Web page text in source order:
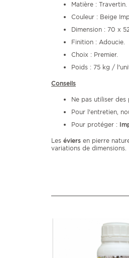
Matière : Travertin.
Couleur : Beige
Dimension : 70 x
Finition : Adoucie.
Choix : Premier.
Poids : 75 kg /
Conseils
Ne pas utiliser
Pour l'entretien,
Pour protéger :
Les éviers en pierre
variations de dimensions.